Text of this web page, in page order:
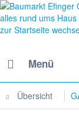
Menü
Übersicht